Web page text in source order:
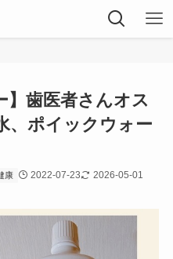
】歯医者さんオス
、ポイックウォー
康 2022-07-23 2026-05-01